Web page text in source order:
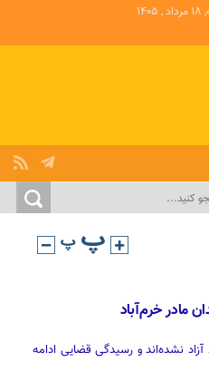
مادر خرم‌آباد‌
آزاد نشده‌اند و رسیدگی قضایی ادامه